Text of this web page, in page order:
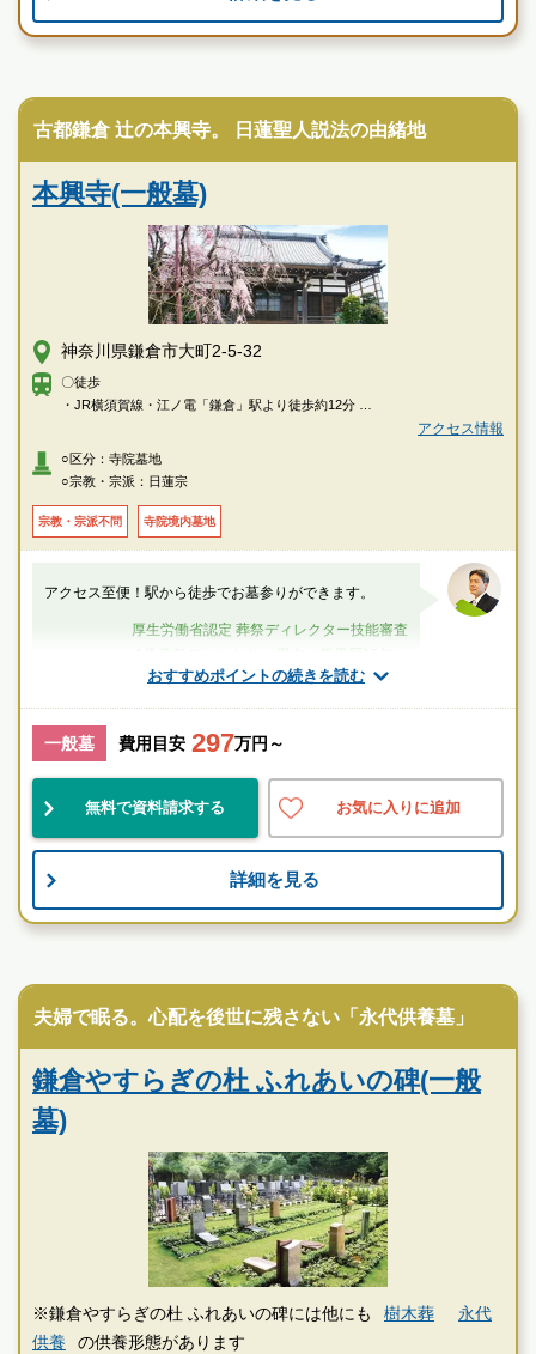
古都鎌倉 辻の本興寺。 日蓮聖人説法の由緒地
本興寺(一般墓)
神奈川県鎌倉市大町2-5-32
〇徒歩
・JR横須賀線・江ノ電「鎌倉」駅より徒歩約12分
・JR横須賀線「鎌倉」駅東口より湘南京急バス「新逗子行き」乗車、「大
町四ッ角」下車徒歩約4分
・横浜横須賀道路「朝比奈インター」より約15分
アクセス情報
○区分：寺院墓地
○宗教・宗派：日蓮宗
宗教・宗派不問 寺院境内墓地
おすすめポイントの続きを読む
アクセス至便！駅から徒歩でお墓参りができます。
厚生労働省認定 葬祭ディレクター技能審査
神奈川県 鎌倉市 鎌倉駅
民営
す
一般墓 費用目安 297万円～
無料で資料請求する お気に入りに追加
詳細を見る
夫婦で眠る。心配を後世に残さない「永代供養墓」
鎌倉やすらぎの杜 ふれあいの碑(一般
墓)
※鎌倉やすらぎの杜 ふれあいの碑には他にも 樹木葬
永代
供養
の供養形態があります